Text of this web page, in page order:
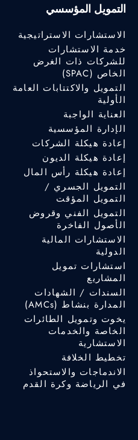
التمويل المؤسسي
الاستشارات الاستراتيجية
خدمة الاستشارات
للشركات ذات الغرض
الخاص (SPAC)
التمويل والاكتتابات العامة
الأولية
العناية الواجبة
الإدارة المؤسسية
إعادة هيكلة الشركات
إعادة هيكلة الديون
إعادة هيكلة رأس المال
التمويل الجسري /
التمويل المؤقت
التمويل الفني وقروض
الأصول الفاخرة
الاستشارات المالية
الدولية
استشارات تمويل
المشاريع
السندات / الشهادات
المدارة بنشاط (AMCs)
يخوت وتمويل الطائرات
الخاصة والخدمات
الاستشارية
تخطيط الخلافة
الاندماجات والاستحواذ
في الرياضة وكرة القدم